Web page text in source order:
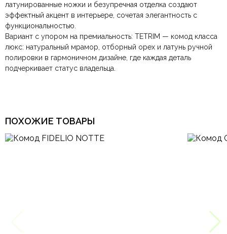
латунированные ножки и безупречная отделка создают
эффектный акцент в интерьере, сочетая элегантность с
функциональностью.
Вариант с упором на премиальность: TETRIM — комод класса
люкс: натуральный мрамор, отборный орех и латунь ручной
полировки в гармоничном дизайне, где каждая деталь
подчеркивает статус владельца.
Комната
Гостиная, Коридор,
Материал
Керамогранит, МДФ,
Шпон
Размеры ШxГxВ
По всей России:отправляем через транспортную
компаниюСДЭК
По Москве и Санкт-Петербургу:быстрая
Яндекс.Доставка— доставка в день заказа.
Оплата в салоне-магазине— наличными или картой
при самовывозе.
Безналичная оплата по счёту— для юридических и
физических лиц.
Онлайн оплата картой— быстрая и безопасная через
сайт.
Ваша общая оценка
Ваш отзыв
ПОХОЖИЕ ТОВАРЫ